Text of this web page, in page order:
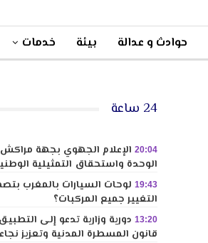
حوادث و عدالة بيئة خدمات
24 ساعة
20:04 الإعلام الجهوي بجهة
الوحدة واستحقاق التمثيلية
19:43 لوحات السيارات بالمغرب
التغيير جميع المركبات؟
13:20 دورية وزارية تدعو إلى
قانون المسطرة المدنية وتعزيز